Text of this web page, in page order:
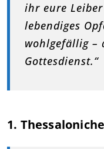
ihr eure
lebendiges
wohlgefällig –
Gottesdienst.“
1.